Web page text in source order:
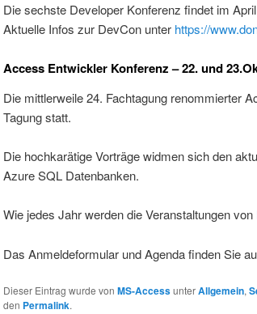
Die sechste Developer Konferenz findet im
Aktuelle Infos zur DevCon unter https://
Access Entwickler Konferenz – 22. und
Die mittlerweile 24. Fachtagung renommierter
Tagung statt.
Die hochkarätige Vorträge widmen sich den
Azure SQL Datenbanken.
Wie jedes Jahr werden die Veranstaltungen von
Das Anmeldeformular und Agenda finden Sie
Dieser Eintrag wurde von MS-AccessunterAllgemein,
den Permalink.